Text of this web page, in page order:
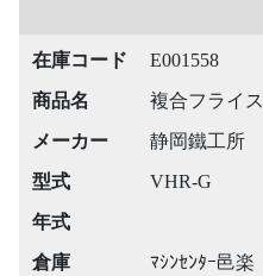
在庫コード
E001558
商品名
複合フライス
メーカー
静岡鐵工所
型式
VHR-G
年式
倉庫
ﾏｼﾝｾﾝﾀｰ邑楽